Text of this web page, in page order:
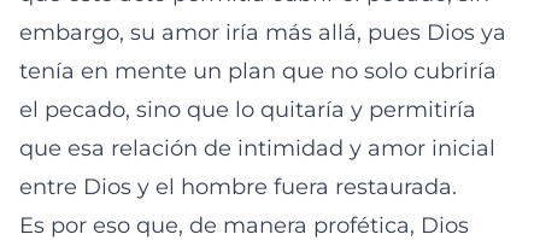
embargo, su amor iría más allá, pues Dios ya
tenía en mente un plan que no solo cubriría
el pecado, sino que lo quitaría y permitiría
que esa relación de intimidad y amor inicial
entre Dios y el hombre fuera restaurada.
Es por eso que, de manera profética, Dios